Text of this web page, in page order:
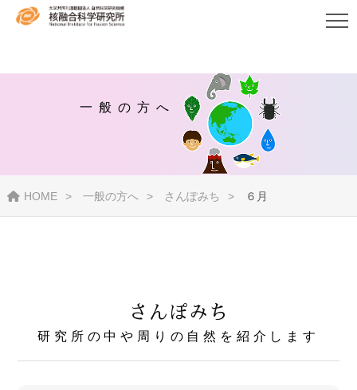
一般の方へ
HOME 一般の方へ さんぽみち ６月
さんぽみち
研究所の中や周りの自然を紹介します